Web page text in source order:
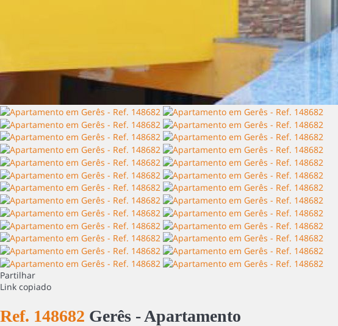
Partilhar
Link copiado
Ref. 148682 Gerês -Apartamento